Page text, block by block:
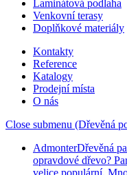
Laminátová podlaha
Venkovní terasy
Doplňkové materiály
Kontakty
Reference
Katalogy
Prodejní místa
O nás
Close submenu (Dřevěná
AdmonterDřevěná
opravdové dřevo?
velice populární.